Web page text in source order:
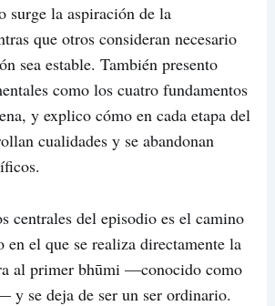
surge la aspiración de la
que otros consideran necesario
sea estable. También presento
como los cuatro fundamentos
y explico cómo en cada etapa del
cualidades y se abandonan
centrales del episodio es el camino
en el que se realiza directamente la
al primer bhūmi —conocido como
y se deja de ser un ser ordinario.